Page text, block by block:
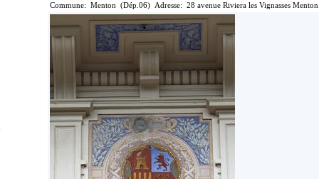
Commune: Menton (Dép.06) Adresse: 28 avenue Riviera les Vignasses